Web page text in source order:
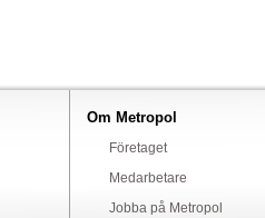
Om Metropol
Företaget
Medarbetare
Jobba på Metropol